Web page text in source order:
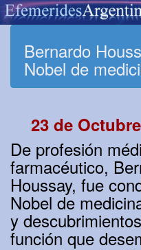
Bernardo
Nobel de
23 de
De profesión
farmacéutico,
Houssay, fue
Nobel de
y
función que